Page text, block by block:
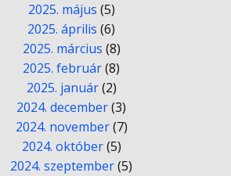
2025. május (5)
2025. április (6)
2025. március (8)
2025. február(8)
2025. január(2)
2024. december(3)
2024. november(7)
2024. október(5)
2024. szeptember(5)